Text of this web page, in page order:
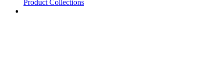
Product Collections